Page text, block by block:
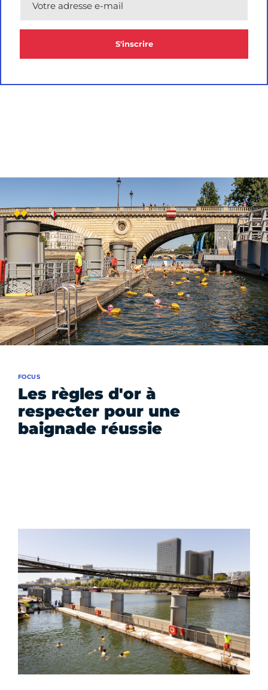
Format attendu : nomprenom@domaine.fr"
S'inscrire
Les règles d'or à
respecter pour une
baignade réussie
FOCUS